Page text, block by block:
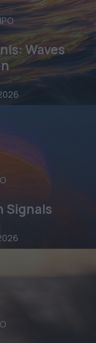
Waves
Signals